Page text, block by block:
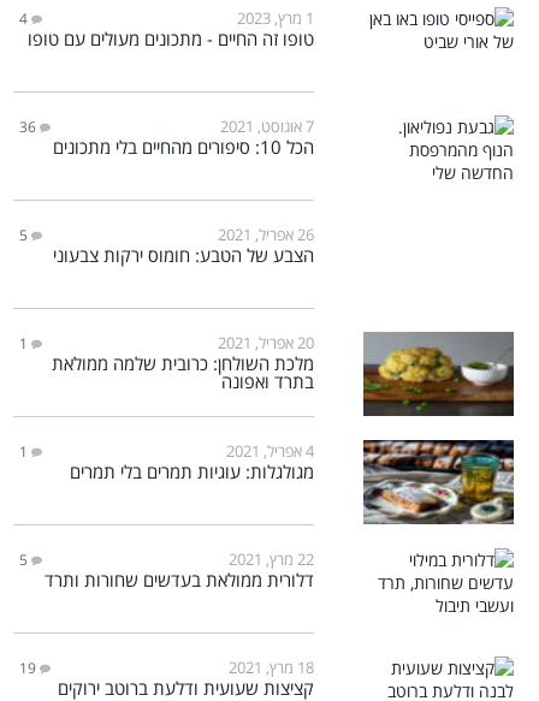
1 מרץ, 2023 4
טופו זה החיים - מתכונים מעולים עם טופו
7 אוגוסט, 2021 36
הכל 10: סיפורים מהחיים בלי מתכונים
26 אפריל, 2021 5
הצבע של הטבע: חומוס ירקות צבעוני
20 אפריל, 2021 1
מלכת השולחן: כרובית שלמה ממולאת
בתרד ואפונה
4 אפריל, 2021 1
מגולגלות: עוגיות תמרים בלי תמרים
22 מרץ, 2021 5
דלורית ממולאת בעדשים שחורות ותרד
18 מרץ, 2021 19
קציצות שעועית ודלעת ברוטב ירוקים